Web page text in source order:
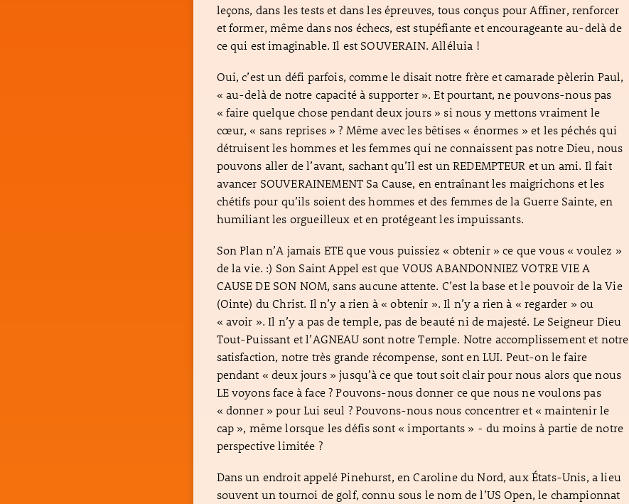
leçons, dans les tests et dans les épreuves, tous conçus pour Affiner, renforcer
et former, même dans nos échecs, est stupéfiante et encourageante au-delà de
ce qui est imaginable. Il est SOUVERAIN. Alléluia !
Oui, c’est un défi parfois, comme le disait notre frère et camarade pèlerin Paul,
« au-delà de notre capacité à supporter ». Et pourtant, ne pouvons-nous pas
« faire quelque chose pendant deux jours » si nous y mettons vraiment le
cœur, « sans reprises » ? Même avec les bêtises « énormes » et les péchés qui
détruisent les hommes et les femmes qui ne connaissent pas notre Dieu, nous
pouvons aller de l’avant, sachant qu’Il est un REDEMPTEUR et un ami. Il fait
avancer SOUVERAINEMENT Sa Cause, en entraînant les maigrichons et les
chétifs pour qu’ils soient des hommes et des femmes de la Guerre Sainte, en
humiliant les orgueilleux et en protégeant les impuissants.
Son Plan n’A jamais ETE que vous puissiez « obtenir » ce que vous « voulez »
de la vie. :) Son Saint Appel est que VOUS ABANDONNIEZ VOTRE VIE A
CAUSE DE SON NOM, sans aucune attente. C’est la base et le pouvoir de la Vie
(Ointe) du Christ. Il n’y a rien à « obtenir ». Il n’y a rien à « regarder » ou
« avoir ». Il n’y a pas de temple, pas de beauté ni de majesté. Le Seigneur Dieu
Tout-Puissant et l’AGNEAU sont notre Temple. Notre accomplissement et notre
satisfaction, notre très grande récompense, sont en LUI. Peut-on le faire
pendant « deux jours » jusqu’à ce que tout soit clair pour nous alors que nous
LE voyons face à face ? Pouvons-nous donner ce que nous ne voulons pas
« donner » pour Lui seul ? Pouvons-nous nous concentrer et « maintenir le
cap », même lorsque les défis sont « importants » - du moins à partie de notre
perspective limitée ?
Dans un endroit appelé Pinehurst, en Caroline du Nord, aux États-Unis, a lieu
souvent un tournoi de golf, connu sous le nom de l’US Open, le championnat